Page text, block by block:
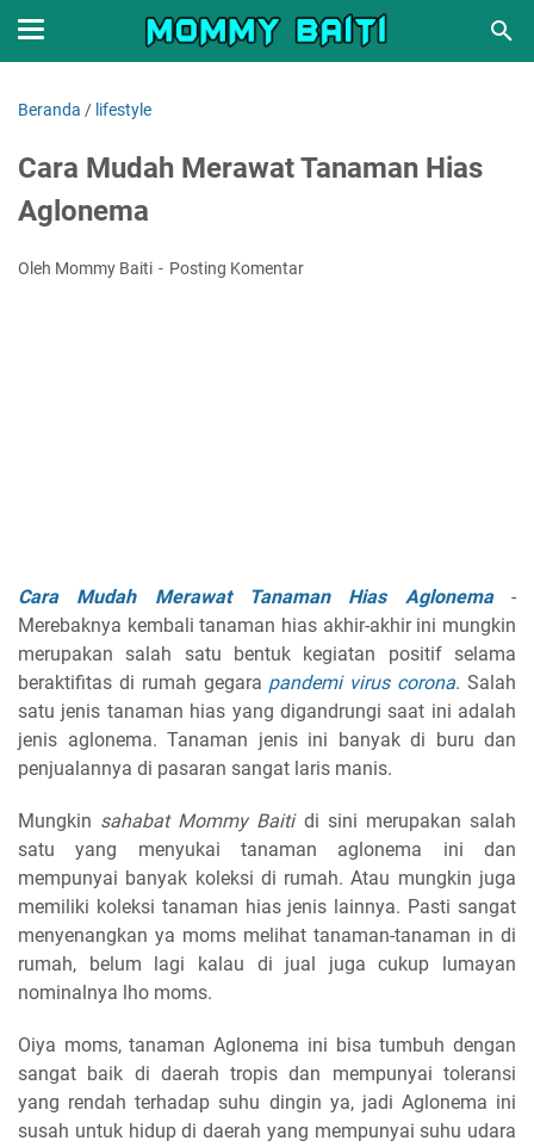
Beranda / lifestyle
Cara Mudah Merawat Tanaman Hias
Aglonema
Oleh Mommy Baiti Posting Komentar
Cara Mudah Merawat Tanaman Hias Aglonema-
Merebaknya kembali tanaman hias akhir-akhir ini mungkin
merupakan salah satu bentuk kegiatan positif selama
beraktifitas di rumah gegara pandemi virus corona. Salah
satu jenis tanaman hias yang digandrungi saat ini adalah
jenis aglonema. Tanaman jenis ini banyak di buru dan
penjualannya di pasaran sangat laris manis.
Mungkin sahabat Mommy Baitidi sini merupakan salah
satu yang menyukai tanaman aglonema ini dan
mempunyai banyak koleksi di rumah. Atau mungkin juga
memiliki koleksi tanaman hias jenis lainnya. Pasti sangat
menyenangkan ya moms melihat tanaman-tanaman in di
rumah, belum lagi kalau di jual juga cukup lumayan
nominalnya lho moms.
Oiya moms, tanaman Aglonema ini bisa tumbuh dengan
sangat baik di daerah tropis dan mempunyai toleransi
yang rendah terhadap suhu dingin ya, jadi Aglonema ini
susah untuk hidup di daerah yang mempunyai suhu udara